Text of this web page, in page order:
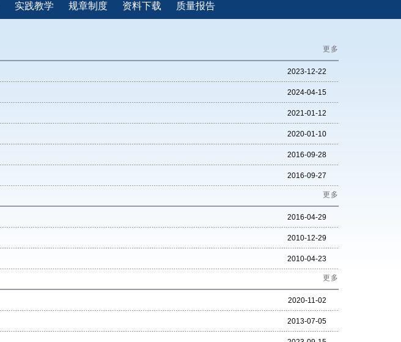
实践教学 规章制度 资料下载 质量报告
更多
2023-12-22
2024-04-15
2021-01-12
2020-01-10
2016-09-28
2016-09-27
更多
2016-04-29
2010-12-29
2010-04-23
更多
2020-11-02
2013-07-05